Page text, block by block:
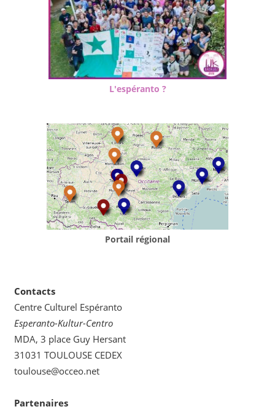
L'espéranto ?
Portail régional
Contacts
Centre Culturel Espéranto
Esperanto-Kultur-Centro
MDA, 3 place Guy Hersant
31031 TOULOUSE CEDEX
toulouse@occeo.net
Partenaires